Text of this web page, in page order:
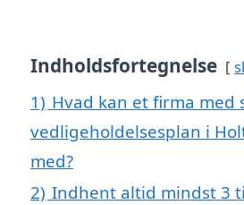
Indholdsfortegnelse
1) Hvad kan et firma med
vedligeholdelsesplan i
med?
2) Indhent altid mindst 3